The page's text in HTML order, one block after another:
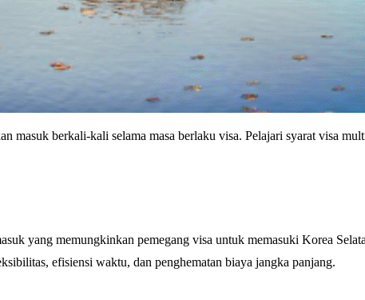
masuk berkali-kali selama masa berlaku visa. Pelajari syarat visa
yang memungkinkan pemegang visa untuk memasuki Korea
efisiensi waktu, dan penghematan biaya jangka panjang.